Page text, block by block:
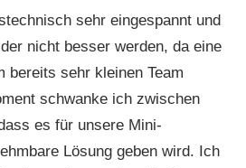
sehr eingespannt und
nicht besser werden, da eine
bereits sehr kleinen Team
schwanke ich zwischen
es für unsere Mini-
Lösung geben wird. Ich